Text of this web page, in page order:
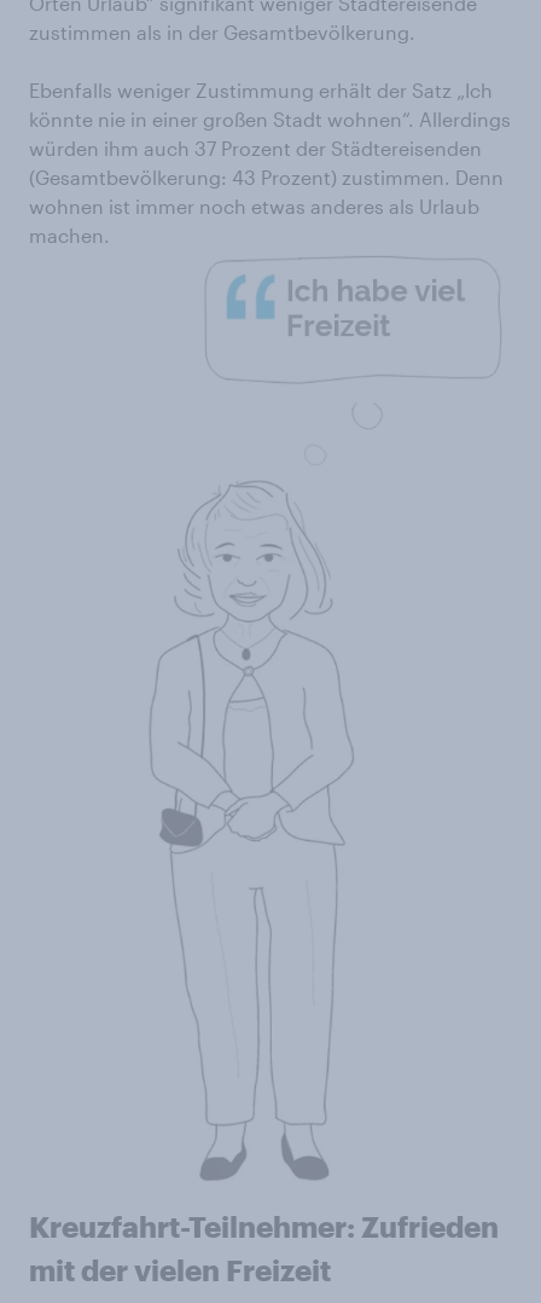
zustimmen als in der Gesamtbevölkerung.
Ebenfalls weniger Zustimmung erhält der Satz „Ich
könnte nie in einer großen Stadt wohnen“. Allerdings
würden ihm auch 37 Prozent der Städtereisenden
(Gesamtbevölkerung: 43 Prozent) zustimmen. Denn
wohnen ist immer noch etwas anderes als Urlaub
machen.
Kreuzfahrt-Teilnehmer: Zufrieden
mit der vielen Freizeit